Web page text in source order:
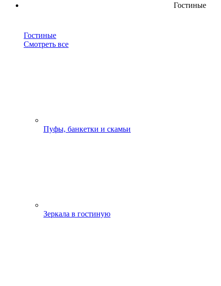
Гостиные
Гостиные
Смотреть все
Пуфы, банкетки и скамьи
Зеркала в гостиную